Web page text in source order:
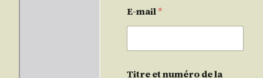
E-mail*
Titre et numéro de la